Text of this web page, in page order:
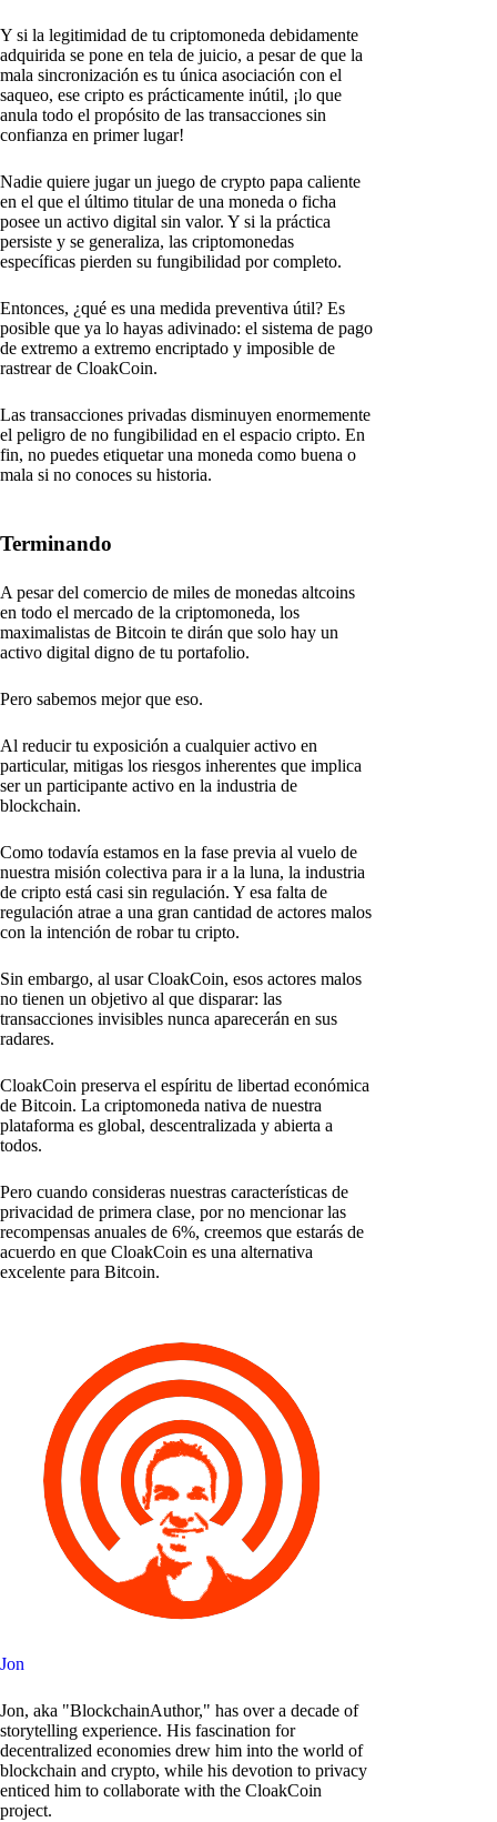
Y si la legitimidad de tu criptomoneda debidamente
adquirida se pone en tela de juicio, a pesar de que la
mala sincronización es tu única asociación con el
saqueo, ese cripto es prácticamente inútil, ¡lo que
anula todo el propósito de las transacciones sin
confianza en primer lugar!
Nadie quiere jugar un juego de crypto papa caliente
en el que el último titular de una moneda o ficha
posee un activo digital sin valor. Y si la práctica
persiste y se generaliza, las criptomonedas
específicas pierden su fungibilidad por completo.
Entonces, ¿qué es una medida preventiva útil? Es
posible que ya lo hayas adivinado: el sistema de pago
de extremo a extremo encriptado y imposible de
rastrear de CloakCoin.
Las transacciones privadas disminuyen enormemente
el peligro de no fungibilidad en el espacio cripto. En
fin, no puedes etiquetar una moneda como buena o
mala si no conoces su historia.
Terminando
A pesar del comercio de miles de monedas altcoins
en todo el mercado de la criptomoneda, los
maximalistas de Bitcoin te dirán que solo hay un
activo digital digno de tu portafolio.
Pero sabemos mejor que eso.
Al reducir tu exposición a cualquier activo en
particular, mitigas los riesgos inherentes que implica
ser un participante activo en la industria de
blockchain.
Como todavía estamos en la fase previa al vuelo de
nuestra misión colectiva para ir a la luna, la industria
de cripto está casi sin regulación. Y esa falta de
regulación atrae a una gran cantidad de actores malos
con la intención de robar tu cripto.
Sin embargo, al usar CloakCoin, esos actores malos
no tienen un objetivo al que disparar: las
transacciones invisibles nunca aparecerán en sus
radares.
CloakCoin preserva el espíritu de libertad económica
de Bitcoin. La criptomoneda nativa de nuestra
plataforma es global, descentralizada y abierta a
todos.
Pero cuando consideras nuestras características de
privacidad de primera clase, por no mencionar las
recompensas anuales de 6%, creemos que estarás de
acuerdo en que CloakCoin es una alternativa
excelente para Bitcoin.
Jon
Jon, aka "BlockchainAuthor," has over a decade of
storytelling experience. His fascination for
decentralized economies drew him into the world of
blockchain and crypto, while his devotion to privacy
enticed him to collaborate with the CloakCoin
project.